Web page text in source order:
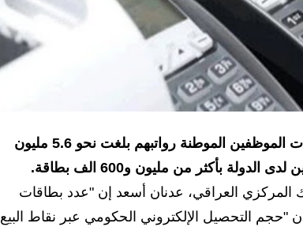
كشف البنك المركزي العراقي، اليوم الأربعاء، ان عدد بطاقات الموظفين الموطنة رواتبهم بلغت نحو 5.6 مليون
بأكثر من مليون و600 الف بطاقة.
المركزي العراقي، عدنان أسعد إن "عدد بطاقات
ملايين بطاقة"، مبينا ان "حجم التحصيل الإلكتروني الحكومي عبر نقاط البيع